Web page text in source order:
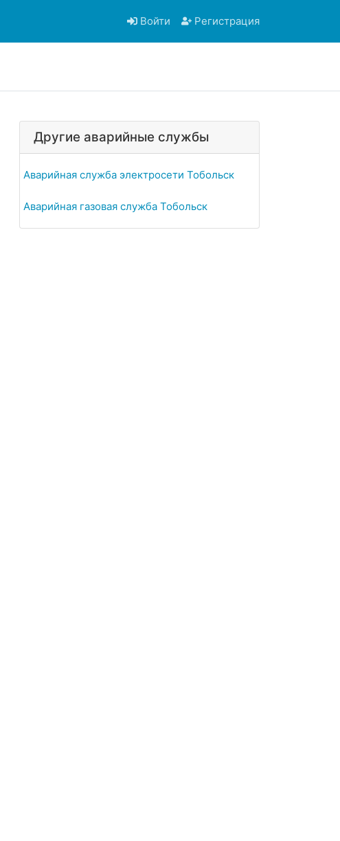
Войти Регистрация
Другие аварийные службы
Аварийная служба электросети Тобольск
Аварийная газовая служба Тобольск